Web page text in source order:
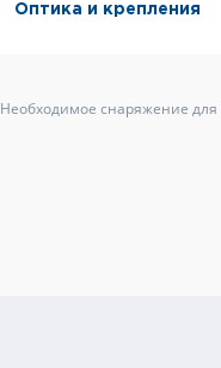
Оптика и крепления
Необходимое снаряжение